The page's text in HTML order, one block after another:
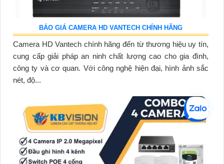
BÁO GIÁ CAMERA HD VANTECH CHÍNH HÃNG
Camera HD Vantech chính hãng đến từ thương hiệu uy tín,
cung cấp giải pháp an ninh chất lượng cao cho gia đình,
công ty và cơ quan. Với công nghệ hiện đại, hình ảnh sắc
nét, độ...